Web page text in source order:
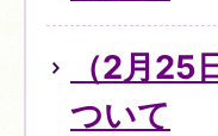
（2月
ついて